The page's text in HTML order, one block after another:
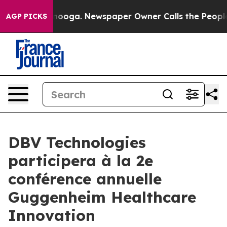
AGP PICKS
Chattanooga. Newspaper Owner Calls the People
DBV Technologies
participera à la 2e
conférence annuelle
Guggenheim Healthcare
Innovation